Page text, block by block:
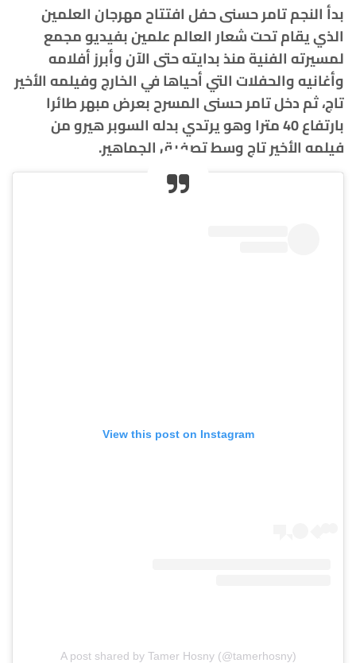
بدأ النجم تامر حسنى حفل افتتاح مهرجان العلمين
الذي يقام تحت شعار العالم علمين بفيديو مجمع
لمسيرته الفنية منذ بدايته حتى الآن وأبرز أفلامه
وأغانيه والحفلات التي أحياها في الخارج وفيلمه الأخير
تاج، ثم دخل تامر حسنى المسرح بعرض مبهر طائرا
بارتفاع 40 مترا وهو يرتدي بدله السوبر هيرو من
فيلمه الأخير تاج وسط تصفيق الجماهير.
View this post on Instagram
A post shared by Tamer Hosny (@tamerhosny)